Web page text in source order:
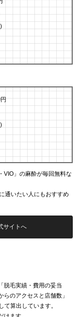
VIO」の麻酔が毎回無料な
通いたい人にもおすすめ
サイトへ
脱毛実績・費用の妥当
のアクセスと店舗数」
算出しています。